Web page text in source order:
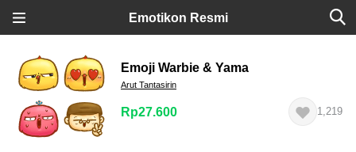
Emotikon Resmi
Emoji Warbie & Yama
Arut Tantasirin
Rp27.600 1,219